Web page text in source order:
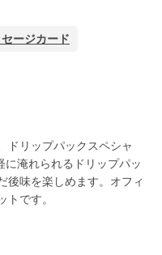
セージカード
ドリップパックスペシャ
淹れられるドリップパッ
後味を楽しめます。オフィ
です。